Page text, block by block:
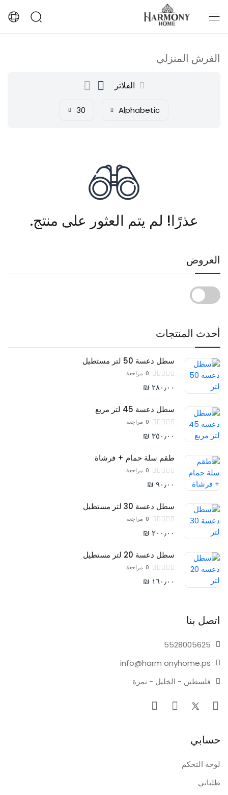
العروض
أحدث المنتجات
سطل دعسة 50 لتر مستطيل
0 مراجعة
٢٨٠٫٠٠ ₪
سطل دعسة 45 لتر مربع
0 مراجعة
٣٥٠٫٠٠ ₪
طقم سلة حمام + فرشاة
0 مراجعة
٩٠٫٠٠ ₪
سطل دعسة 30 لتر مستطيل
0 مراجعة
٢٠٠٫٠٠ ₪
سطل دعسة 20 لتر مستطيل
0 مراجعة
١٦٠٫٠٠ ₪
الفرش المنزلي
الفلاتر
Alphabetic
30
عذرًا! لم يتم العثور على منتج.
اتصل بنا
05625
55280
info@harm onyhome.ps
فلسطين - الخليل - نمرة
حسابي
لوحة التحكم
طلباتي